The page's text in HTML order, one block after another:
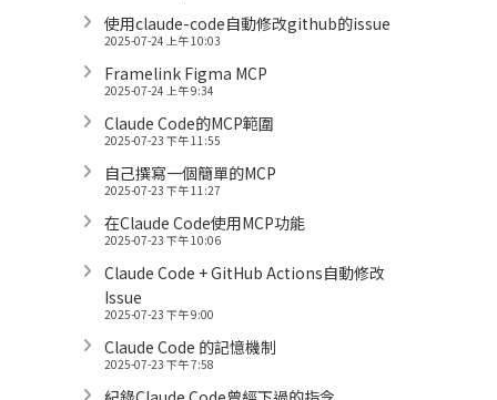
使用claude-code自動修改github的issue
2025-07-24 上午 10:03
Framelink Figma MCP
2025-07-24 上午 9:34
Claude Code的MCP範圍
2025-07-23 下午 11:55
自己撰寫一個簡單的MCP
2025-07-23 下午 11:27
在Claude Code使用MCP功能
2025-07-23 下午 10:06
Claude Code + GitHub Actions自動修改
Issue
2025-07-23 下午 9:00
Claude Code 的記憶機制
2025-07-23 下午 7:58